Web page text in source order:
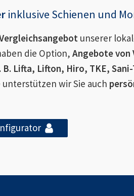
inklusive Schienen und
unserer
die Option, Angebote
Lifta, Lifton, Hiro, TKE,
wir Sie auch